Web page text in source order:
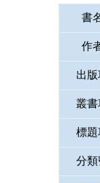
書
作
出
叢書
標題
分類